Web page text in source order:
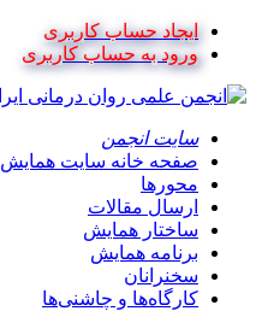
ایجاد حساب کاربری
ورود به حساب کاربری
سایت انجمن
صفحه خانه سایت همایش
محورها
ارسال مقالات
ساختار همایش
برنامه همایش
سخنرانان
کارگاه‌ها و چاشنی‌ها